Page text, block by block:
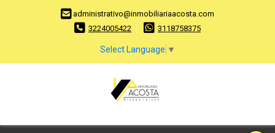
administrativo@inmobiliariaacosta.com
3224005422
3118758375
Select Language ▼